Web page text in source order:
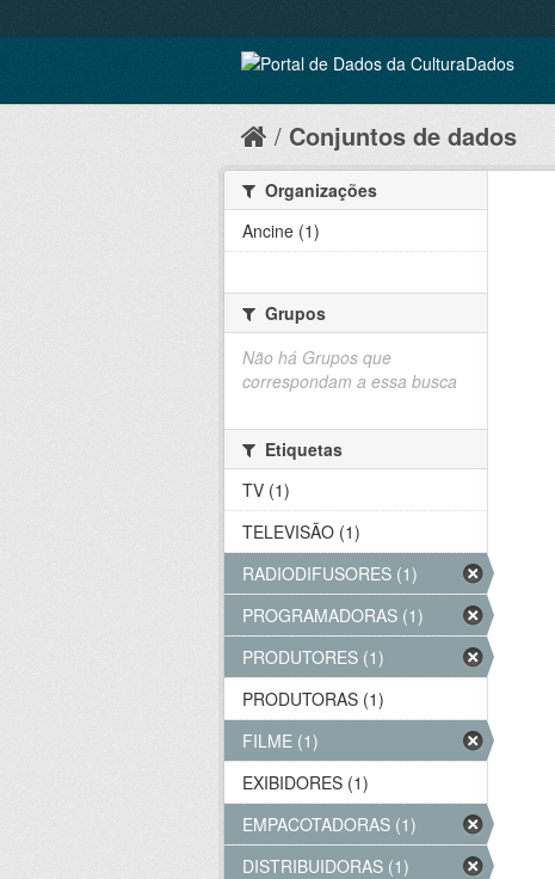
Conjuntos de dados
Organizações
Ancine (1)
Grupos
Não há Grupos que
correspondam a essa busca
Etiquetas
TV (1)
TELEVISÃO (1)
RADIODIFUSORES (1)
PROGRAMADORAS (1)
PRODUTORES (1)
PRODUTORAS (1)
FILME (1)
EXIBIDORES (1)
EMPACOTADORAS (1)
DISTRIBUIDORAS (1)